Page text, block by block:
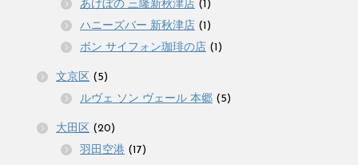
あけぼの 三隆新秋津店 (1)
ハニーズバー 新秋津店 (1)
ボン サイフォン珈琲の店 (1)
文京区 (5)
ルヴェ ソン ヴェール 本郷 (5)
大田区 (20)
羽田空港 (17)